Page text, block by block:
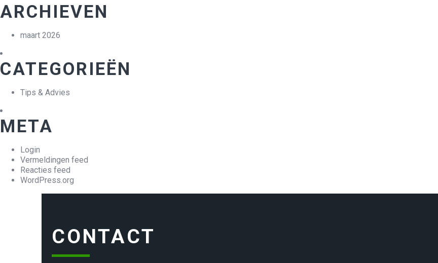
ARCHIEVEN
maart 2026
CATEGORIEËN
Tips & Advies
META
Login
Vermeldingen feed
Reacties feed
WordPress.org
CONTACT